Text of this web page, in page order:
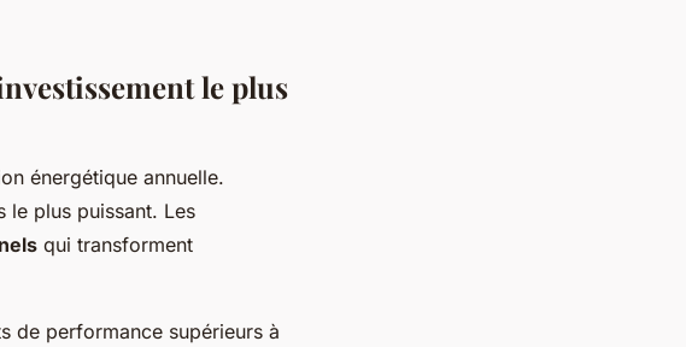
le plus
énergétique annuelle.
le plus puissant. Les
qui transforment
de performance supérieurs à